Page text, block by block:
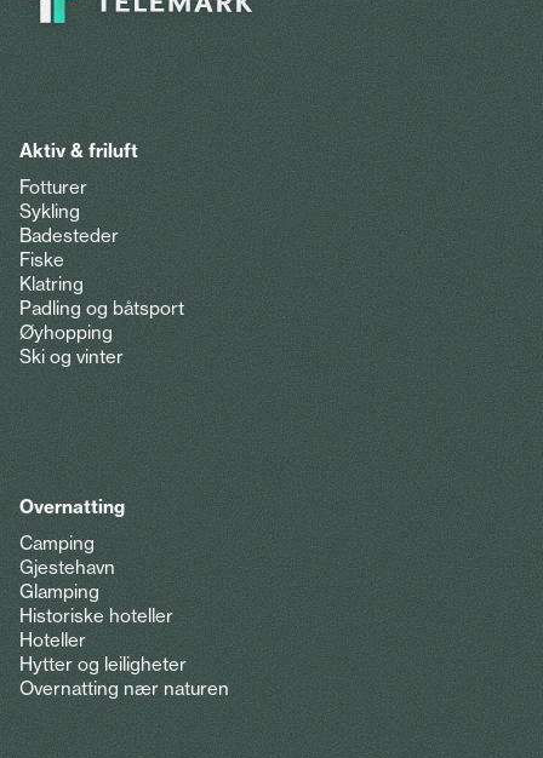
Aktiv & friluft
Fotturer
Sykling
Badesteder
Fiske
Klatring
Padling og båtsport
Øyhopping
Ski og vinter
Overnatting
Camping
Gjestehavn
Glamping
Historiske hoteller
Hoteller
Hytter og leiligheter
Overnatting nær naturen